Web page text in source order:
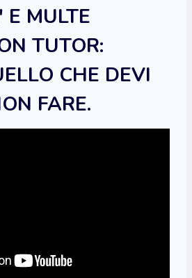
MULTE
TUTOR:
CHE DEVI
FARE.